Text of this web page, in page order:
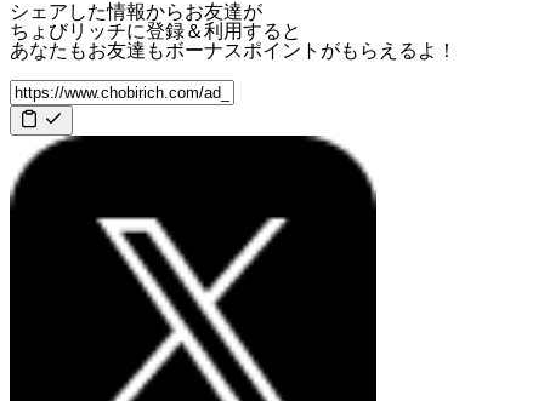
シェアした情報からお友達が
ちょびリッチに登録＆利用すると
あなたもお友達もボーナスポイント がもらえるよ！